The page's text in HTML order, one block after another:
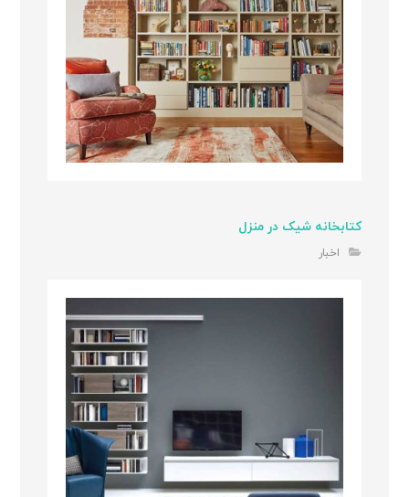
کتابخانه شیک در منزل
اخبار